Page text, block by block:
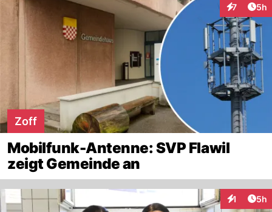
7 5h
Zoff
Mobilfunk-Antenne: SVP Flawil
zeigt Gemeinde an
1 5h